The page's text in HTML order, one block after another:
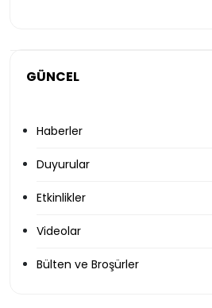
GÜNCEL
Haberler
Duyurular
Etkinlikler
Videolar
Bülten ve Broşürler